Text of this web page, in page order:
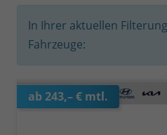
In Ihrer aktuellen
Fahrzeuge:
ab 243,– € mtl.